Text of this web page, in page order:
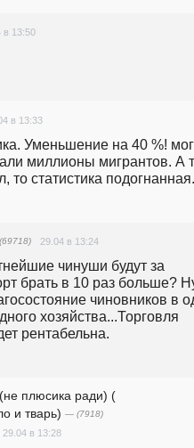
в 13:50
в 13:33
Уменьшение на 40 %!
миллионы мигрантов. А
то статистика
29.04 в 13:24
чинуши будут за
брать в 10 раз больше?
чиновников в
хозяйства...Торговля
рентабельна.
плюсика ради) (
и тварь) — (7918)
29.04 в 13:28